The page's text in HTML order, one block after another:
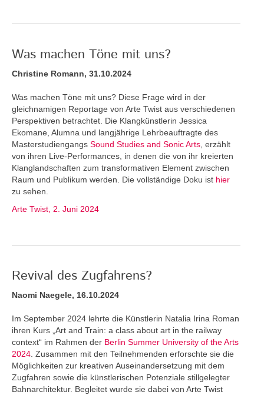
Was machen Töne mit uns?
Christine Romann, 31.10.2024
Was machen Töne mit uns? Diese Frage wird in der
gleichnamigen Reportage von Arte Twist aus verschiedenen
Perspektiven betrachtet. Die Klangkünstlerin Jessica
Ekomane, Alumna und langjährige Lehrbeauftragte des
Masterstudiengangs Sound Studies and Sonic Arts , erzählt
von ihren Live-Performances, in denen die von ihr kreierten
Klanglandschaften zum transformativen Element zwischen
Raum und Publikum werden. Die vollständige Doku ist hier
zu sehen.
Arte Twist, 2. Juni 2024
Revival des Zugfahrens?
Naomi Naegele, 16.10.2024
Im September 2024 lehrte die Künstlerin Natalia Irina Roman
ihren Kurs „Art and Train: a class about art in the railway
context“ im Rahmen der Berlin Summer University of the Arts
2024 . Zusammen mit den Teilnehmenden erforschte sie die
Möglichkeiten zur kreativen Auseinandersetzung mit dem
Zugfahren sowie die künstlerischen Potenziale stillgelegter
Bahnarchitektur. Begleitet wurde sie dabei von Arte Twist